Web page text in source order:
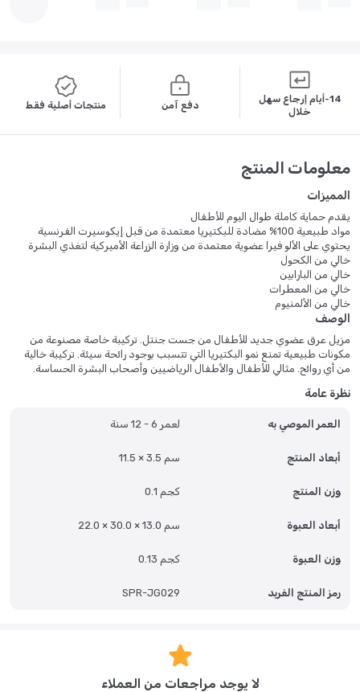
14-أيام إرجاع سهل
خلال
دفع آمن منتجات أصلية فقط
معلومات المنتج
المميزات
يقدم حماية كاملة طوال اليوم للأطفال
مواد طبيعية 100% مضادة للبكتيريا معتمدة من قبل إيكوسيرت الفرنسية
يحتوي على الألو فيرا عضوية معتمدة من وزارة الزراعة الأميركية لتغذي البشرة
خالي من الكحول
خالي من البارابين
خالي من المعطرات
خالي من الألمنيوم
الوصف
مزيل عرق عضوي جديد للأطفال من جست جنتل. تركيبة خاصة مصنوعة من
مكونات طبيعية تمنع نمو البكتيريا التي تتسبب بوجود رائحة سيئة. تركيبة خالية
من أي روائح. مثالي للأطفال والأطفال الرياضيين وأصحاب البشرة الحساسة.
نظرة عامة
العمر الموصي به لعمر 6 - 12 سنة
أبعاد المنتج 11.5 × 3.5 سم
وزن المنتج 0.1 كجم
أبعاد العبوة 22.0 × 30.0 × 13.0 سم
وزن العبوة 0.13 كجم
رمز المنتج الفريد SPR-JG029
لا يوجد مراجعات من العملاء